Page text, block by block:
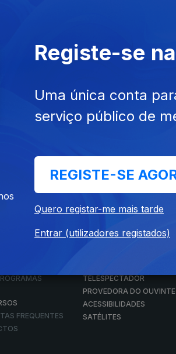
RTP Play
FREQUENTES
TELESPECTADOR
PROVEDORA DO OUVINTE
ACESSIBILIDADES
SATÉLITES
Registe-se
Uma única conta
serviço público de
REGISTE-SE
Quero registar-me mais tarde
Entrar (utilizadores registados)